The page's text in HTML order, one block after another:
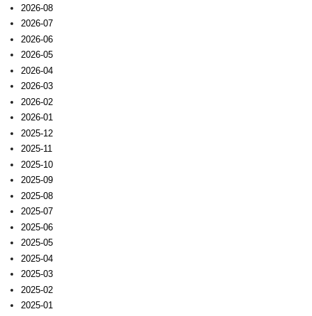
2026-08
2026-07
2026-06
2026-05
2026-04
2026-03
2026-02
2026-01
2025-12
2025-11
2025-10
2025-09
2025-08
2025-07
2025-06
2025-05
2025-04
2025-03
2025-02
2025-01